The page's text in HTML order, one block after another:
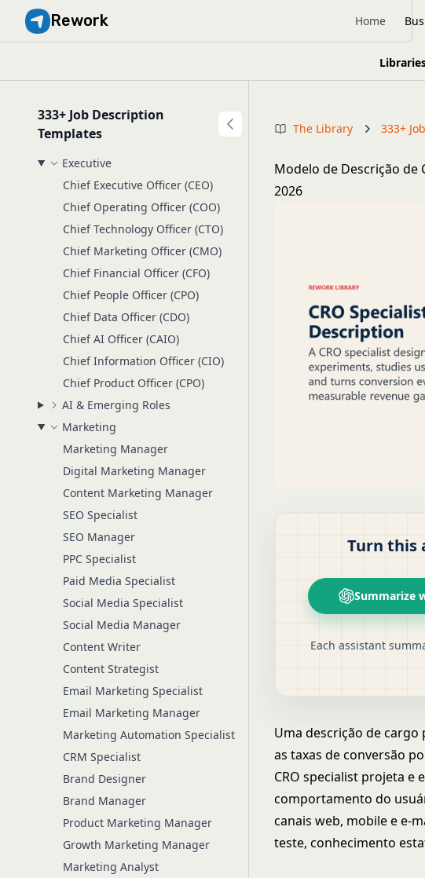
Rework Home
333+ Job Description
Templates
Executive
Chief Executive Officer (CEO)
Chief Operating Officer (COO)
Chief Technology Officer (CTO)
Chief Marketing Officer (CMO)
Chief Financial Officer (CFO)
Chief People Officer (CPO)
Chief Data Officer (CDO)
Chief AI Officer (CAIO)
Chief Information Officer (CIO)
Chief Product Officer (CPO)
AI & Emerging Roles
Marketing
Marketing Manager
Digital Marketing Manager
Content Marketing Manager
SEO Specialist
SEO Manager
PPC Specialist
Paid Media Specialist
Social Media Specialist
Social Media Manager
Content Writer
Content Strategist
Email Marketing Specialist
Email Marketing Manager
Marketing Automation Specialist
CRM Specialist
Brand Designer
Brand Manager
Product Marketing Manager
Growth Marketing Manager
Marketing Analyst
The Library 333+
Modelo de Descrição de
2026
Turn this
Summarize
Each assistant
Uma descrição de
as taxas de conversão
CRO specialist projeta e
comportamento do
canais web, mobile e e-
teste, conhecimento